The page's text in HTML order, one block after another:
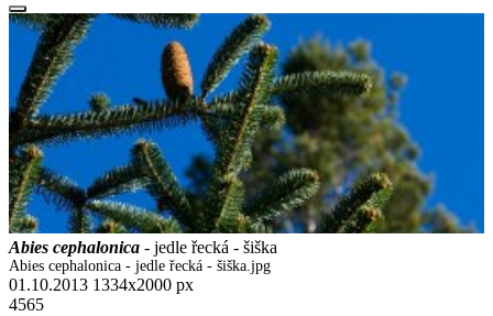
Abies cephalonica - jedle řecká - šiška
Abies cephalonica - jedle řecká - šiška.jpg
01.10.2013 1334x2000 px
4565